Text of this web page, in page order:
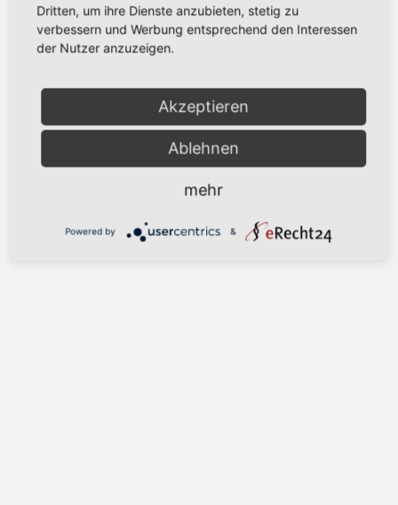
Dritten, um ihre Dienste anzubieten, stetig zu
verbessern und Werbung entsprechend den Interessen
der Nutzer anzuzeigen.
Akzeptieren
Ablehnen
mehr
Powered by &